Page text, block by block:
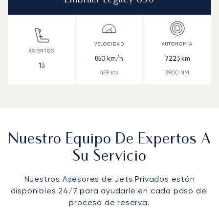
13
850 km/h
459 kts
7223km
3900 NM
Nuestro Equipo De Expertos A
Su Servicio
Nuestros Asesores de Jets Privados están
disponibles 24/7 para ayudarle en cada paso del
proceso de reserva.